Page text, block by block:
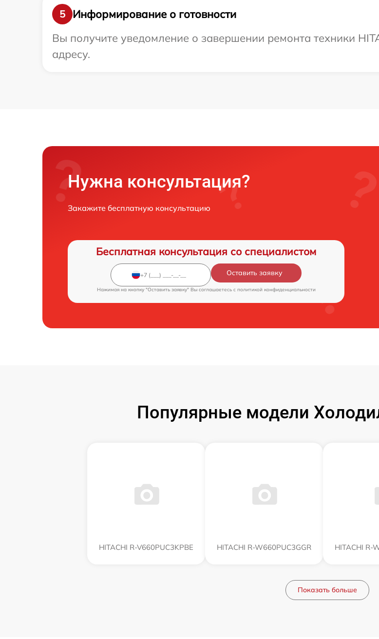
5
Информирование о готовности
Вы получите уведомление о завершении ремонта техники
адресу.
Нужна консультация?
Закажите бесплатную консультацию
Бесплатная консультация со специалистом
Оставить заявку
Нажимая на кнопку "Оставить заявку" Вы соглашаетесь c политикой конфиденциальности
Популярные модели
HITACHI R-V660PUC3KPBE HITACHI R-W660PUC3GGR HITACHI R-
Показать больше